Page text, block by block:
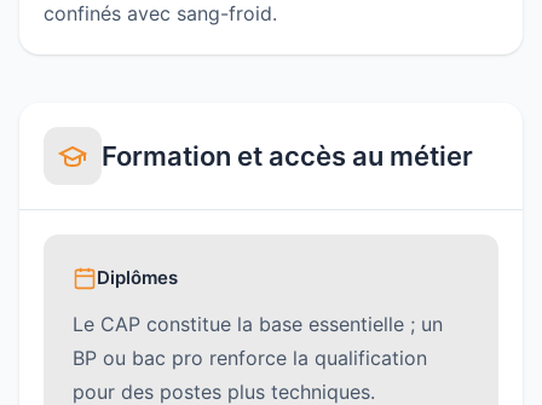
confinés avec sang-froid.
Formation et accès au métier
Diplômes
Le CAP constitue la base essentielle ; un
BP ou bac pro renforce la qualification
pour des postes plus techniques.